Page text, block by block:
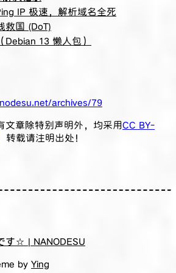
IP 极速，解析域名全死
救国 (DoT)
Debian 13 懒人包）
archives/79
文章除特别声明外，均采用CC BY-
转载请注明出处！
す☆ | NANODESU
by Ying